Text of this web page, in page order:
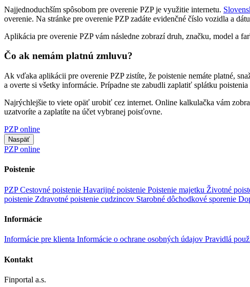
Najjednoduchším spôsobom pre overenie PZP je využitie internetu.
overenie. Na stránke pre overenie PZP zadáte evidenčné číslo vozidla a
Aplikácia pre overenie PZP vám následne zobrazí druh, značku, model a
Čo ak nemám platnú zmluvu?
Ak vďaka aplikácii pre overenie PZP zistíte, že poistenie nemáte platné,
a overte si všetky informácie. Prípadne ste zabudli zaplatiť splátku
Najrýchlejšie to viete opäť urobiť cez internet. Online kalkulačka vám
uzatvoríte a zaplatíte na účet vybranej poisťovne.
PZP online
Naspäť
PZP online
Poistenie
PZPCestovné poistenie Havarijné poistenie Poistenie majetku Životné
poistenie Zdravotné poistenie cudzincov Starobné dôchodkové sporenie
Informácie
Informácie pre klienta Informácie o ochrane osobných údajov Pravidlá
Kontakt
Finportal a.s.